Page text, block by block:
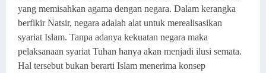
yang memisahkan agama dengan negara. Dalam kerangka
berfikir Natsir, negara adalah alat untuk merealisasikan
syariat Islam. Tanpa adanya kekuatan negara maka
pelaksanaan syariat Tuhan hanya akan menjadi ilusi semata.
Hal tersebut bukan berarti Islam menerima konsep